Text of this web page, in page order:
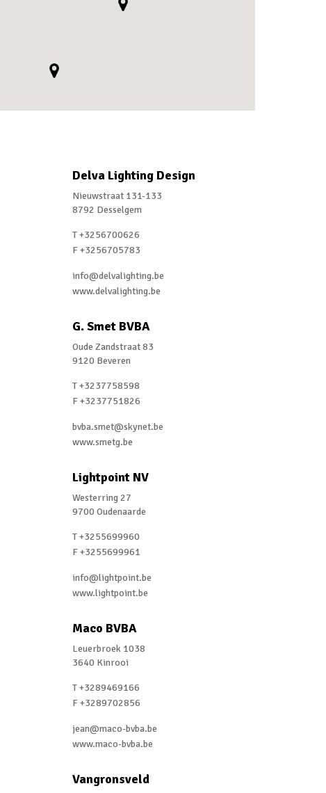
Delva Lighting Design
Nieuwstraat 131-133
8792 Desselgem
T +3256700626
F +3256705783
info@delvalighting.be
www.delvalighting.be
G. Smet BVBA
Oude Zandstraat 83
9120 Beveren
T +3237758598
F +3237751826
bvba.smet@skynet.be
www.smetg.be
Lightpoint NV
Westerring 27
9700 Oudenaarde
T +3255699960
F +3255699961
info@lightpoint.be
www.lightpoint.be
Maco BVBA
Leuerbroek 1038
3640 Kinrooi
T +3289469166
F +3289702856
jean@maco-bvba.be
www.maco-bvba.be
Vangronsveld